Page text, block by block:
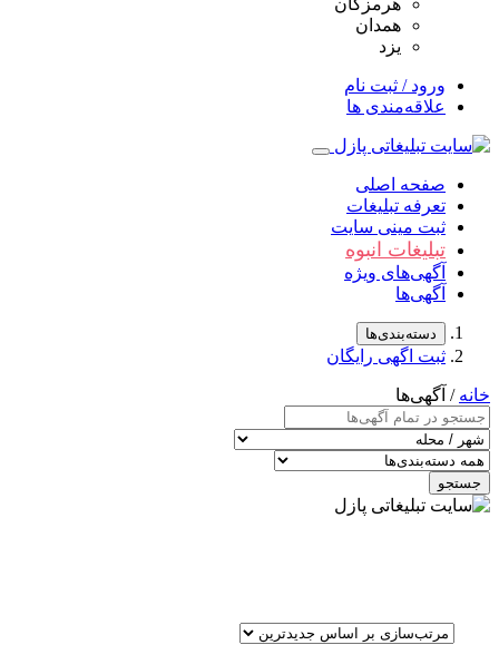
همدان
یزد
ورود / ثبت نام
علاقه‌مندی ها
صفحه اصلی
تعرفه تبلیغات
ثبت مینی سایت
تبلیغات انبوه
آگهی‌های ویژه
آگهی‌ها
دسته‌بندی‌ها
ثبت اگهی رایگان
خانه / آگهی‌ها
جستجو